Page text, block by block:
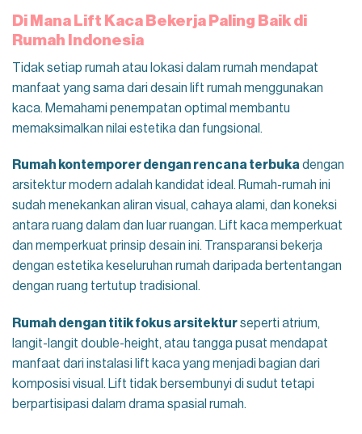
Di Mana Lift Kaca Bekerja Paling Baik di
Rumah Indonesia
Tidak setiap rumah atau lokasi dalam rumah mendapat
manfaat yang sama dari desain lift rumah menggunakan
kaca. Memahami penempatan optimal membantu
memaksimalkan nilai estetika dan fungsional.
Rumah kontemporer dengan rencana terbuka dengan
arsitektur modern adalah kandidat ideal. Rumah-rumah ini
sudah menekankan aliran visual, cahaya alami, dan koneksi
antara ruang dalam dan luar ruangan. Lift kaca memperkuat
dan memperkuat prinsip desain ini. Transparansi bekerja
dengan estetika keseluruhan rumah daripada bertentangan
dengan ruang tertutup tradisional.
Rumah dengan titik fokus arsitekturseperti atrium,
langit-langit double-height, atau tangga pusat mendapat
manfaat dari instalasi lift kaca yang menjadi bagian dari
komposisi visual. Lift tidak bersembunyi di sudut tetapi
berpartisipasi dalam drama spasial rumah.